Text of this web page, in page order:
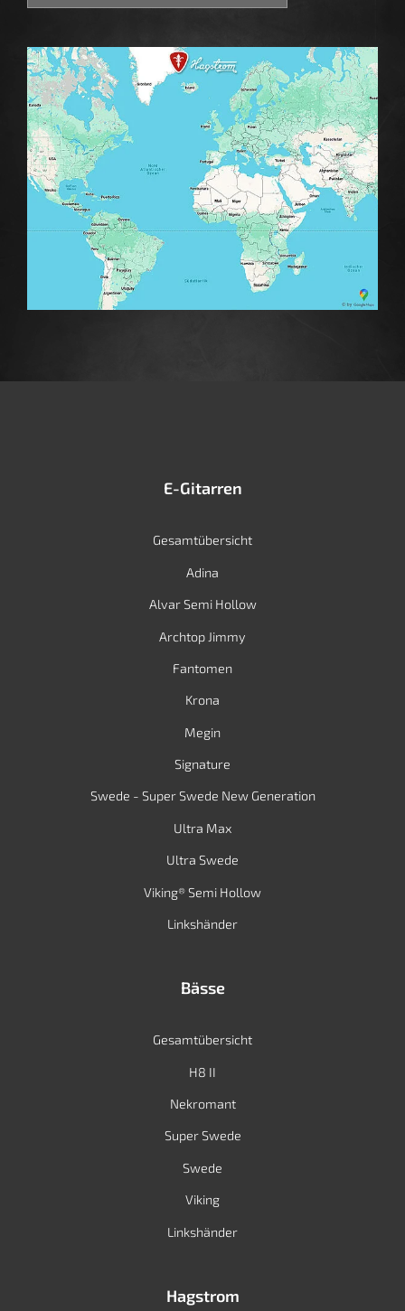
E-Gitarren
Gesamtübersicht
Adina
Alvar Semi Hollow
Archtop Jimmy
Fantomen
Krona
Megin
Signature
Swede - Super Swede New Generation
Ultra Max
Ultra Swede
Viking® Semi Hollow
Linkshänder
Bässe
Gesamtübersicht
H8 II
Nekromant
Super Swede
Swede
Viking
Linkshänder
Hagstrom